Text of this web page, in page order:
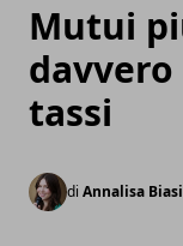
Mutui
davvero
tassi
di Annalisa Biasi